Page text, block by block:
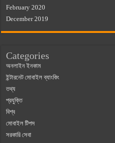
February 2020
December 2019
Categories
অনলাইন ইনকাম
ইন্টারনেট মোবাইল ব্যাংকিং
তথ্য
প্রযুক্তি
বিশ্ব
মোবাইল টিপস
সরকারি সেবা